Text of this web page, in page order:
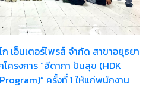
เอ็นเตอร์ไพรส์ จำกัด สาขาอยุธยา
ครงการ “ฮีดากา ปันสุข (HDK
ครั้งที่ 1 ให้แก่พนักงาน